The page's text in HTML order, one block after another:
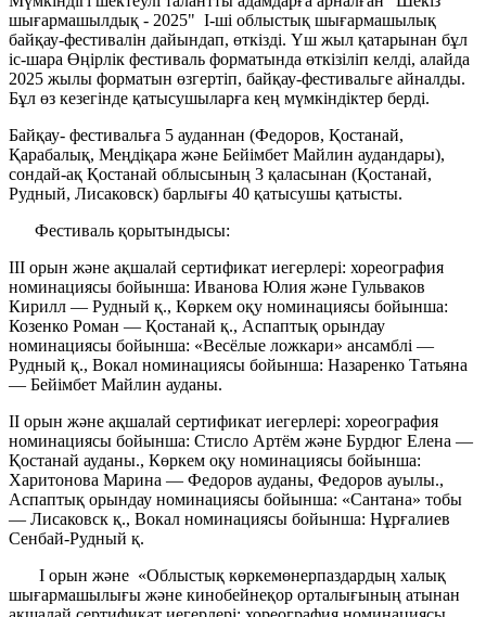
шығармашылдық - 2025" І-ші облыстық шығармашылық
байқау-фестивалін дайындап, өткізді. Үш жыл қатарынан бұл
іс-шара Өңірлік фестиваль форматында өткізіліп келді, алайда
2025 жылы форматын өзгертіп, байқау-фестивальге айналды.
Бұл өз кезегінде қатысушыларға кең мүмкіндіктер берді.
Байқау- фестивальға 5 ауданнан (Федоров, Қостанай,
Қарабалық, Меңдіқара және Бейімбет Майлин аудандары),
сондай-ақ Қостанай облысының 3 қаласынан (Қостанай,
Рудный, Лисаковск) барлығы 40 қатысушы қатысты.
Фестиваль қорытындысы:
III орын және ақшалай сертификат иегерлері: хореография
номинациясы бойынша: Иванова Юлия және Гульваков
Кирилл — Рудный қ., Көркем оқу номинациясы бойынша:
Козенко Роман — Қостанай қ., Аспаптық орындау
номинациясы бойынша: «Весёлые ложкари» ансамблі —
Рудный қ., Вокал номинациясы бойынша: Назаренко Татьяна
— Бейімбет Майлин ауданы.
II орын және ақшалай сертификат иегерлері: хореография
номинациясы бойынша: Стисло Артём және Бурдюг Елена —
Қостанай ауданы., Көркем оқу номинациясы бойынша:
Харитонова Марина — Федоров ауданы, Федоров ауылы.,
Аспаптық орындау номинациясы бойынша: «Сантана» тобы
— Лисаковск қ., Вокал номинациясы бойынша: Нұрғалиев
Сенбай-Рудный қ.
I орын және «Облыстық көркемөнерпаздардың халық
шығармашылығы және кинобейнеқор орталығының атынан